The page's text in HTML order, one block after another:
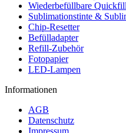
Wiederbefüllbare
Sublimationstinte &
Chip-Resetter
Befülladapter
Refill-Zubehör
Fotopapier
LED-Lampen
Informationen
AGB
Datenschutz